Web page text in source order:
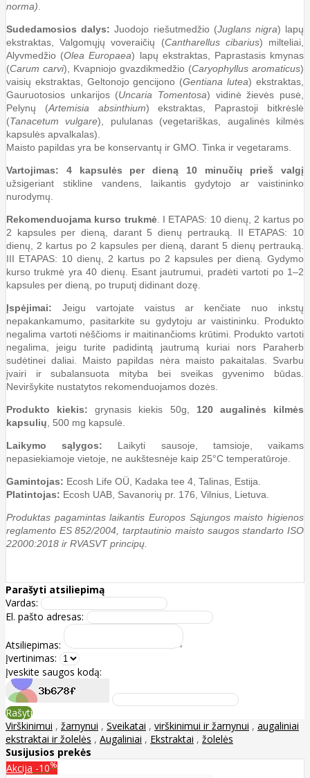
norma)
Sudedamosios dalys: Juodojo riešutmedžio (Juglans nigra) lapų
ekstraktas, Valgomųjų voveraičių (Cantharellus cibarius) milteliai,
Alyvmedžio (Olea Europaea) lapų ekstraktas, Paprastasis kmynas
(Carum carvi), Kvapniojo gvazdikmedžio (Caryophyllus aromaticus)
vaisių ekstraktas, Geltonojo gencijono (Gentiana lutea) ekstraktas,
Gauruotosios unkarijos (Uncaria Tomentosa) vidinė žievės pusė,
Pelynų (Artemisia absinthium) ekstraktas, Paprastoji bitkrėslė
(Tanacetum vulgare), pululanas (vegetariškas, augalinės kilmės
kapsulės apvalkalas).
Maisto papildas yra be konservantų ir GMO. Tinka ir vegetarams.
Vartojimas: 4 kapsulės per dieną 10 minučių prieš valgį
užsigeriant stikline vandens, laikantis gydytojo ar vaistininko
nurodymų.
Rekomenduojama kurso trukmė. I ETAPAS: 10 dienų, 2 kartus po
2 kapsules per dieną, darant 5 dienų pertrauką. II ETAPAS: 10
dienų, 2 kartus po 2 kapsules per dieną, darant 5 dienų pertrauką.
III ETAPAS: 10 dienų, 2 kartus po 2 kapsules per dieną. Gydymo
kurso trukmė yra 40 dienų. Esant jautrumui, pradėti vartoti po 1–2
kapsules per dieną, po truputį didinant dozę.
Įspėjimai: Jeigu vartojate vaistus ar kenčiate nuo inkstų
nepakankamumo, pasitarkite su gydytoju ar vaistininku. Produkto
negalima vartoti nėščioms ir maitinančioms krūtimi. Produkto vartoti
negalima, jeigu turite padidintą jautrumą kuriai nors Paraherb
sudėtinei daliai. Maisto papildas nėra maisto pakaitalas. Svarbu
įvairi ir subalansuota mityba bei sveikas gyvenimo būdas.
Neviršykite nustatytos rekomenduojamos dozės.
Produkto kiekis: grynasis kiekis 50g, 120 augalinės kilmės
kapsulių , 500 mg kapsulė.
Laikymo sąlygos: Laikyti sausoje, tamsioje, vaikams
nepasiekiamoje vietoje, ne aukštesnėje kaip 25°C temperatūroje.
Gamintojas: Ecosh Life OÜ, Kadaka tee 4, Talinas, Estija.
Platintojas: Ecosh UAB, Savanorių pr. 176, Vilnius, Lietuva.
Produktas pagamintas laikantis Europos Sąjungos maisto higienos
reglamento ES 852/2004, tarptautinio maisto saugos standarto ISO
22000:2018 ir RVASVT principų.
Parašyti atsiliepimą
Vardas:
El. pašto adresas:
Atsiliepimas:
Įvertinimas:
Įveskite saugos kodą:
Rašyti
Virškinimui , žarnynui , Sveikatai , virškinimui ir žarnynui , augaliniai
ekstraktai ir žolelės , Augaliniai , Ekstraktai , žolelės
Susijusios prekės
Akcija -10%